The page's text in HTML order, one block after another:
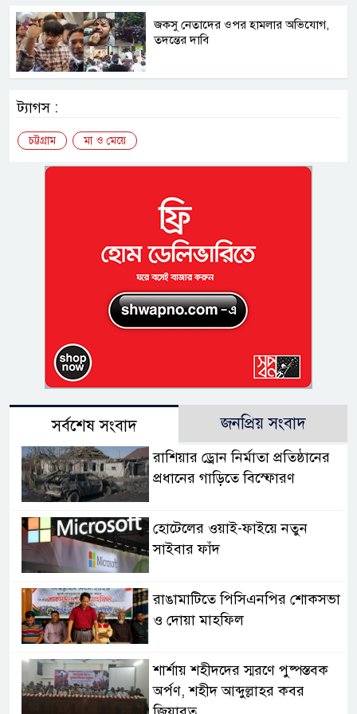
জকসু নেতাদের ওপর হামলার অভিযোগ,
তদন্তের দাবি
ট্যাগস :
চট্টগ্রাম মা ও মেয়ে
সর্বশেষ সংবাদ জনপ্রিয় সংবাদ
রাশিয়ার ড্রোন নির্মাতা প্রতিষ্ঠানের
প্রধানের গাড়িতে বিস্ফোরণ
হোটেলের ওয়াই-ফাইয়ে নতুন
সাইবার ফাঁদ
রাঙামাটিতে পিসিএনপির শোকসভা
ও দোয়া মাহফিল
শার্শায় শহীদদের স্মরণে পুষ্পস্তবক
অর্পণ, শহীদ আব্দুল্লাহর কবর